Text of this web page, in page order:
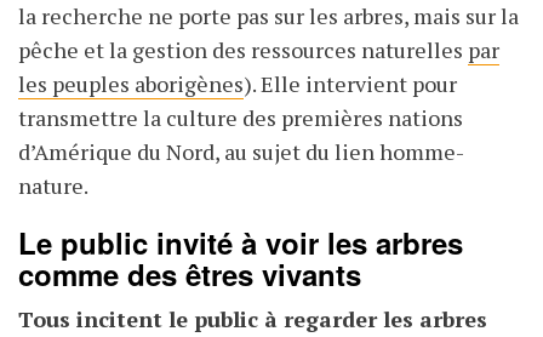
la recherche ne porte pas sur les arbres, mais sur la
pêche et la gestion des ressources naturelles par
les peuples aborigènes). Elle intervient pour
transmettre la culture des premières nations
d’Amérique du Nord, au sujet du lien homme-
nature.
Le public invité à voir les arbres
comme des êtres vivants
Tous incitent le public à regarder les arbres